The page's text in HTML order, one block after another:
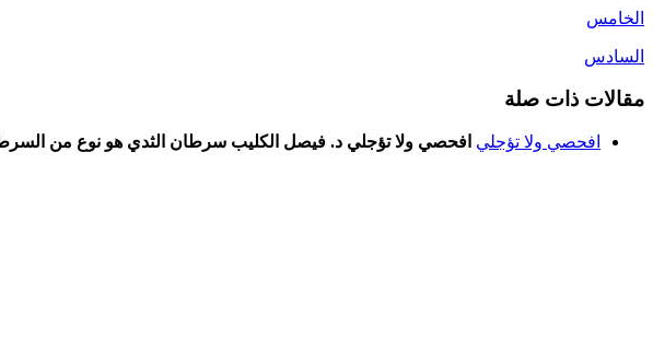
الخامس
السادس
مقالات ذات صلة
افحصي ولا تؤجلي افحصي ولا تؤجلي د. فيصل الكليب سرطان الثدي هو نوع من